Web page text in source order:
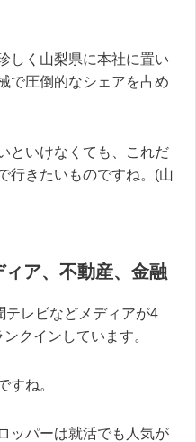
しく山梨県に本社に置い
で圧倒的なシェアを占め
といけなくても、これだ
行きたいものですね。(山
ア、不動産、金融
テレビなどメディアが4
クインしています。
すね。
ッパーは就活でも人気が